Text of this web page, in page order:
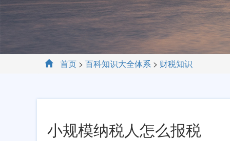
首页 > 百科知识大全体系 > 财税知识
小规模纳税人怎么报税